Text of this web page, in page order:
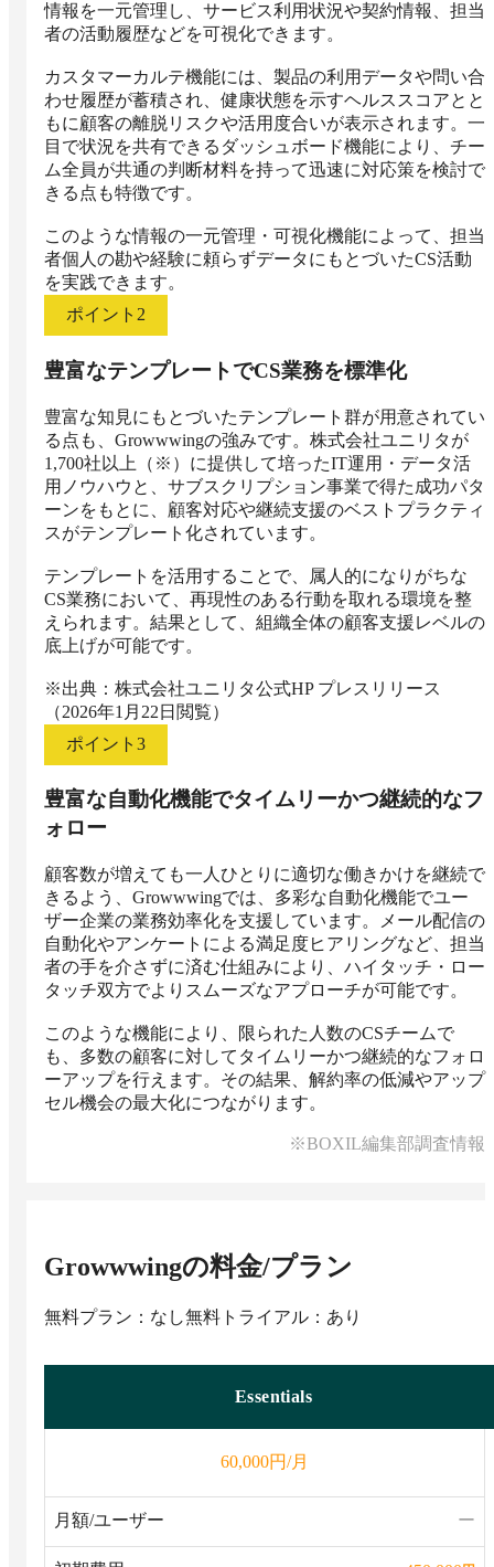
情報を一元管理し、サービス利用状況や契約情報、担当
者の活動履歴などを可視化できます。
カスタマーカルテ機能には、製品の利用データや問い合
わせ履歴が蓄積され、健康状態を示すヘルススコアとと
もに顧客の離脱リスクや活用度合いが表示されます。一
目で状況を共有できるダッシュボード機能により、チー
ム全員が共通の判断材料を持って迅速に対応策を検討で
きる点も特徴です。
このような情報の一元管理・可視化機能によって、担当
者個人の勘や経験に頼らずデータにもとづいたCS活動
を実践できます。
ポイント 2
豊富なテンプレートでCS業務を標準化
豊富な知見にもとづいたテンプレート群が用意されてい
る点も、Growwwingの強みです。株式会社ユニリタが
1,700社以上（※）に提供して培ったIT運用・データ活
用ノウハウと、サブスクリプション事業で得た成功パタ
ーンをもとに、顧客対応や継続支援のベストプラクティ
スがテンプレート化されています。
テンプレートを活用することで、属人的になりがちな
CS業務において、再現性のある行動を取れる環境を整
えられます。結果として、組織全体の顧客支援レベルの
底上げが可能です。
※出典：株式会社ユニリタ公式HP プレスリリース
（2026年1月22日閲覧）
ポイント 3
豊富な自動化機能でタイムリーかつ継続的なフ
ォロー
顧客数が増えても一人ひとりに適切な働きかけを継続で
きるよう、Growwwingでは、多彩な自動化機能でユー
ザー企業の業務効率化を支援しています。メール配信の
自動化やアンケートによる満足度ヒアリングなど、担当
者の手を介さずに済む仕組みにより、ハイタッチ・ロー
タッチ双方でよりスムーズなアプローチが可能です。
このような機能により、限られた人数のCSチームで
も、多数の顧客に対してタイムリーかつ継続的なフォロ
ーアップを行えます。その結果、解約率の低減やアップ
セル機会の最大化につながります。
※BOXIL編集部調査情報
Growwwingの料金/プラン
無料プラン：なし無料トライアル：あり
Essentials
60,000円/月
月額/ユーザー ー